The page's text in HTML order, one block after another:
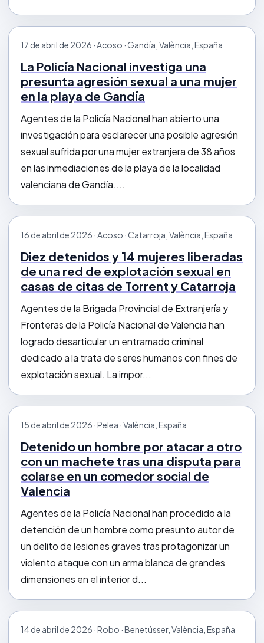
17 de abril de 2026 · Acoso · Gandía, València, España
La Policía Nacional investiga una
presunta agresión sexual a una mujer
en la playa de Gandía
Agentes de la Policía Nacional han abierto una
investigación para esclarecer una posible agresión
sexual sufrida por una mujer extranjera de 38 años
en las inmediaciones de la playa de la localidad
valenciana de Gandía....
16 de abril de 2026 · Acoso · Catarroja, València, España
Diez detenidos y 14 mujeres liberadas
de una red de explotación sexual en
casas de citas de Torrent y Catarroja
Agentes de la Brigada Provincial de Extranjería y
Fronteras de la Policía Nacional de Valencia han
logrado desarticular un entramado criminal
dedicado a la trata de seres humanos con fines de
explotación sexual. La impor...
15 de abril de 2026 · Pelea · València, España
Detenido un hombre por atacar a otro
con un machete tras una disputa para
colarse en un comedor social de
Valencia
Agentes de la Policía Nacional han procedido a la
detención de un hombre como presunto autor de
un delito de lesiones graves tras protagonizar un
violento ataque con un arma blanca de grandes
dimensiones en el interior d...
14 de abril de 2026 · Robo · Benetússer, València, España